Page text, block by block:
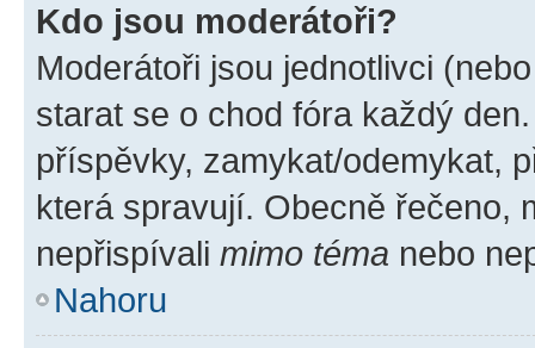
Kdo jsou moderátoři?
Moderátoři jsou jednotlivci
starat se o chod fóra každý
příspěvky, zamykat/odemykat,
která spravují. Obecně řečeno,
nepřispívali mimo téma nebo
Nahoru